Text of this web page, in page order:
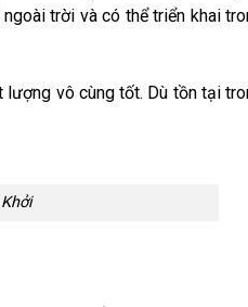
trời và có thể triển khai
lượng vô cùng tốt. Dù tồn tại